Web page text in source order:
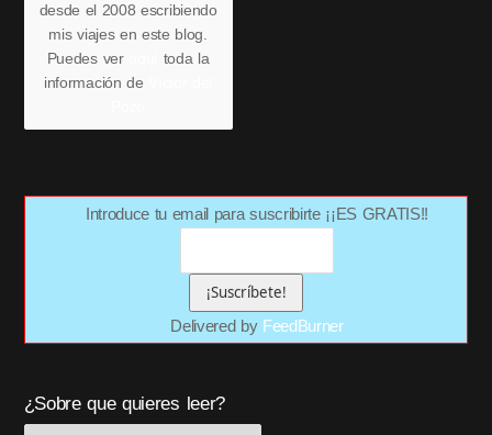
desde el 2008 escribiendo
mis viajes en este blog.
Puedes ver
toda la
información de
Introduce tu email para suscribirte ¡¡ES GRATIS!!
Delivered by FeedBurner
¿Sobre que quieres leer?